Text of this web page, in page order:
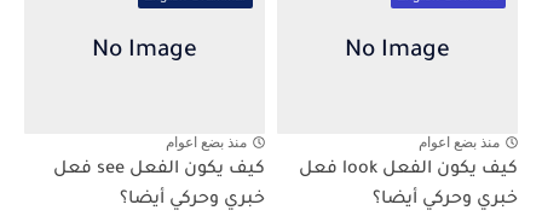
منذ بضع اعوام
كيف يكون الفعل look فعل
خبري وحركي أيضا؟
منذ بضع اعوام
كيف يكون الفعل see فعل
خبري وحركي أيضا؟